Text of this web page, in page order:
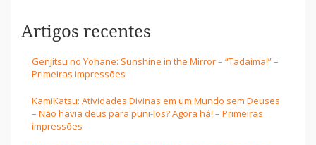
Artigos recentes
Genjitsu no Yohane: Sunshine in the Mirror – “Tadaima!” –
Primeiras impressões
KamiKatsu: Atividades Divinas em um Mundo sem Deuses
– Não havia deus para puni-los? Agora há! – Primeiras
impressões